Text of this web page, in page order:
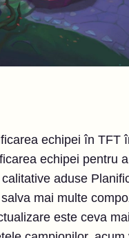
echipei în TFT
echipei pentru
aduse
mai multe
este ceva